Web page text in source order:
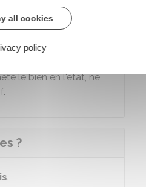
du bien ?
doit en avoir
le bien en l'état, ne
?
.
all cookies
policy